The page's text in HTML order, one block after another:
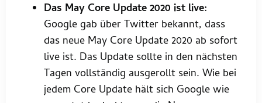
Das May Core Update 2020 ist live:
Google gab über Twitter bekannt, dass
das neue May Core Update 2020 ab sofort
live ist. Das Update sollte in den nächsten
Tagen vollständig ausgerollt sein. Wie bei
jedem Core Update hält sich Google wie